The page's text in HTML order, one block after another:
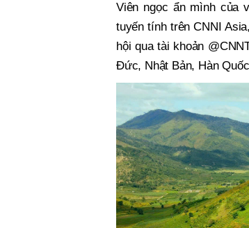
Viên ngọc ẩn mình của
tuyến tính trên CNNI
hội qua tài khoản
Đức, Nhật Bản, Hàn